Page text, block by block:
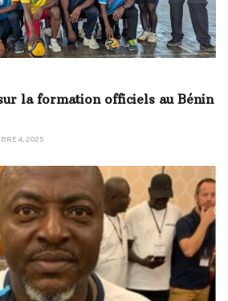
la formation officiels au Bénin
4, 2025